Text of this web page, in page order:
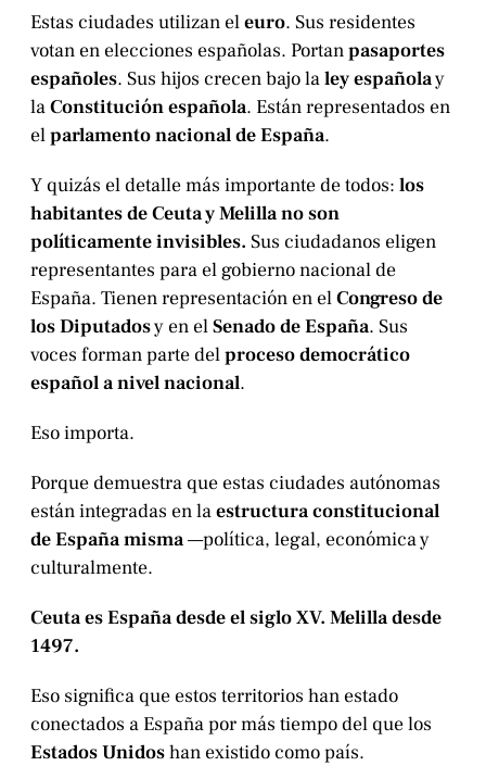
Estas ciudades utilizan eleuro. Sus residentes
votan en elecciones españolas. Portanpasaportes
españoles. Sus hijos crecen bajo laley españolay
laConstitución española. Están representados en
elparlamento nacional de España.
Y quizás el detalle más importante de todos: los
habitantes de Ceuta y Melilla no son
políticamente invisibles. Sus ciudadanos eligen
representantes para el gobierno nacional de
España. Tienen representación en elCongreso de
los Diputadosy en elSenado de España. Sus
voces forman parte delproceso democrático
español a nivel nacional.
Eso importa.
Porque demuestra que estas ciudades autónomas
están integradas en laestructura constitucional
de España misma—política, legal, económica y
culturalmente.
Ceuta es España desde el siglo XV. Melilla desde
1497.
Eso significa que estos territorios han estado
conectados a España por más tiempo del que los
Estados Unidoshan existido como país.